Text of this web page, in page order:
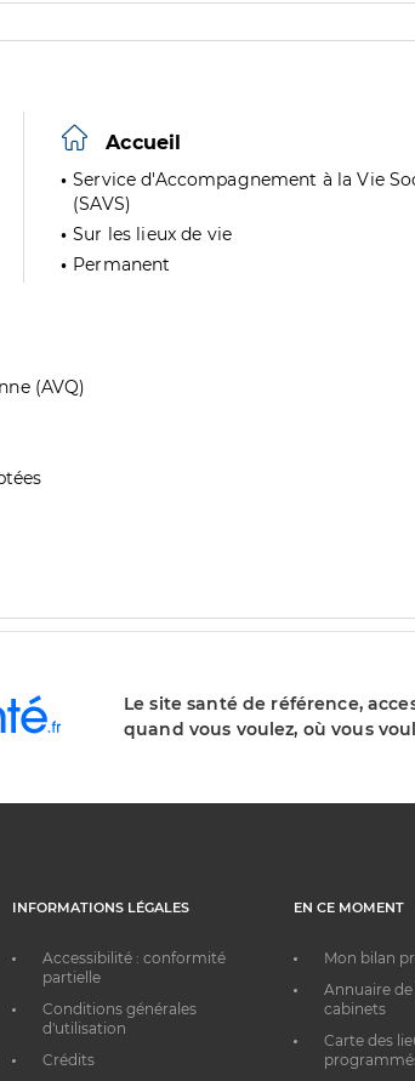
Accueil
Service d'Accompagnement à la Vie
(SAVS)
Sur les lieux de vie
Permanent
(AVQ)
Le site santé de référence,
quand vous voulez, où vous
INFORMATIONS LÉGALES
Accessibilité : conformité
partielle
Conditions générales
d'utilisation
Crédits
EN CE MOMENT
Mon bilan
Annuaire
cabinets
Carte des